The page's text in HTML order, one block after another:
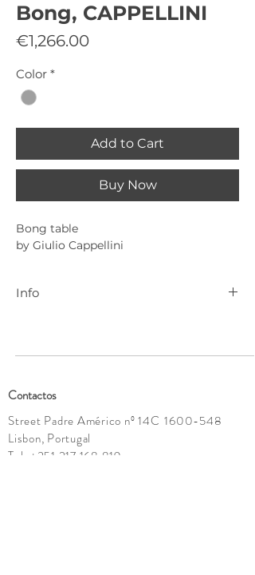
Bong, CAPPELLINI
€1,266.00Price
Color *
Add to Cart
Buy Now
Bong table
by Giulio Cappellini
Info
Contactos
Street Padre Américo nº 14C 1600-548
Lisbon, Portugal
Tel: +351 217 168 819